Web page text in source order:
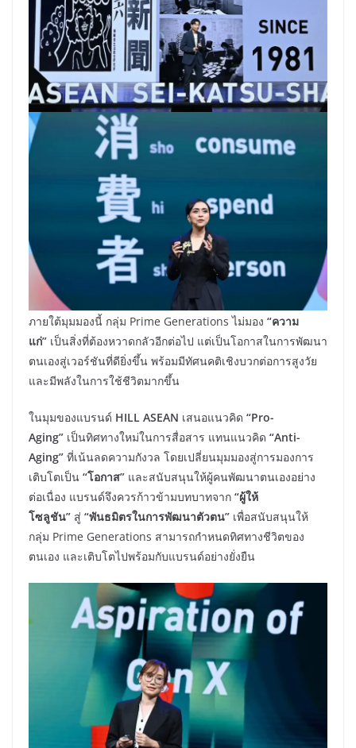
ภายใต้มุมมองนี้ กลุ่ม Prime Generations ไม่มอง “ความ
แก่” เป็นสิ่งที่ต้องหวาดกลัวอีกต่อไป แต่เป็นโอกาสในการพัฒนา
ตนเองสู่เวอร์ชันที่ดียิ่งขึ้น พร้อมมีทัศนคติเชิงบวกต่อการสูงวัย
และมีพลังในการใช้ชีวิตมากขึ้น
ในมุมของแบรนด์ HILL ASEAN เสนอแนวคิด “Pro-
Aging” เป็นทิศทางใหม่ในการสื่อสาร แทนแนวคิด “Anti-
Aging” ที่เน้นลดความกังวล โดยเปลี่ยนมุมมองสู่การมองการ
เติบโตเป็น “โอกาส” และสนับสนุนให้ผู้คนพัฒนาตนเองอย่าง
ต่อเนื่อง แบรนด์จึงควรก้าวข้ามบทบาทจาก “ผู้ให้
โซลูชัน” สู่ “พันธมิตรในการพัฒนาตัวตน” เพื่อสนับสนุนให้
กลุ่ม Prime Generations สามารถกำหนดทิศทางชีวิตของ
ตนเอง และเติบโตไปพร้อมกับแบรนด์อย่างยั่งยืน